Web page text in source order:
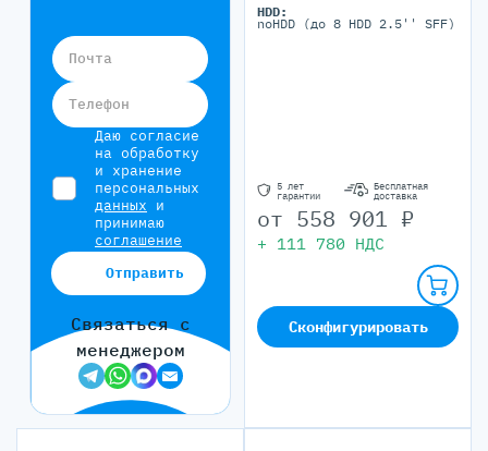
Почта
Телефон
Даю согласие
на обработку
и хранение
персональных
данных и
принимаю
соглашение
Отправить
Связаться с
менеджером
HDD:
noHDD (до 8 HDD 2.5'' SFF)
5 лет
гарантии
Бесплатная
доставка
от 558 901 ₽
+ 111 780 НДС
Сконфигурировать